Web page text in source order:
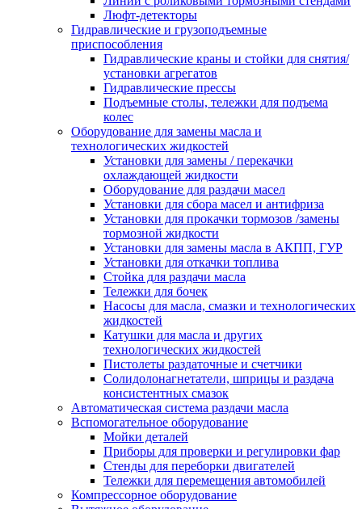
Люфт-детекторы
Гидравлические и грузоподъемные
приспособления
Гидравлические краны и стойки для снятия/
установки агрегатов
Гидравлические прессы
Подъемные столы, тележки для подъема
колес
Оборудование для замены масла и
технологических жидкостей
Установки для замены / перекачки
охлаждающей жидкости
Оборудование для раздачи масел
Установки для сбора масел и антифриза
Установки для прокачки тормозов /замены
тормозной жидкости
Установки для замены масла в АКПП, ГУР
Установки для откачки топлива
Стойка для раздачи масла
Тележки для бочек
Насосы для масла, смазки и технологических
жидкостей
Катушки для масла и других
технологических жидкостей
Пистолеты раздаточные и счетчики
Солидолонагнетатели, шприцы и раздача
консистентных смазок
Автоматическая система раздачи масла
Вспомогательное оборудование
Мойки деталей
Приборы для проверки и регулировки фар
Стенды для переборки двигателей
Тележки для перемещения автомобилей
Компрессорное оборудование